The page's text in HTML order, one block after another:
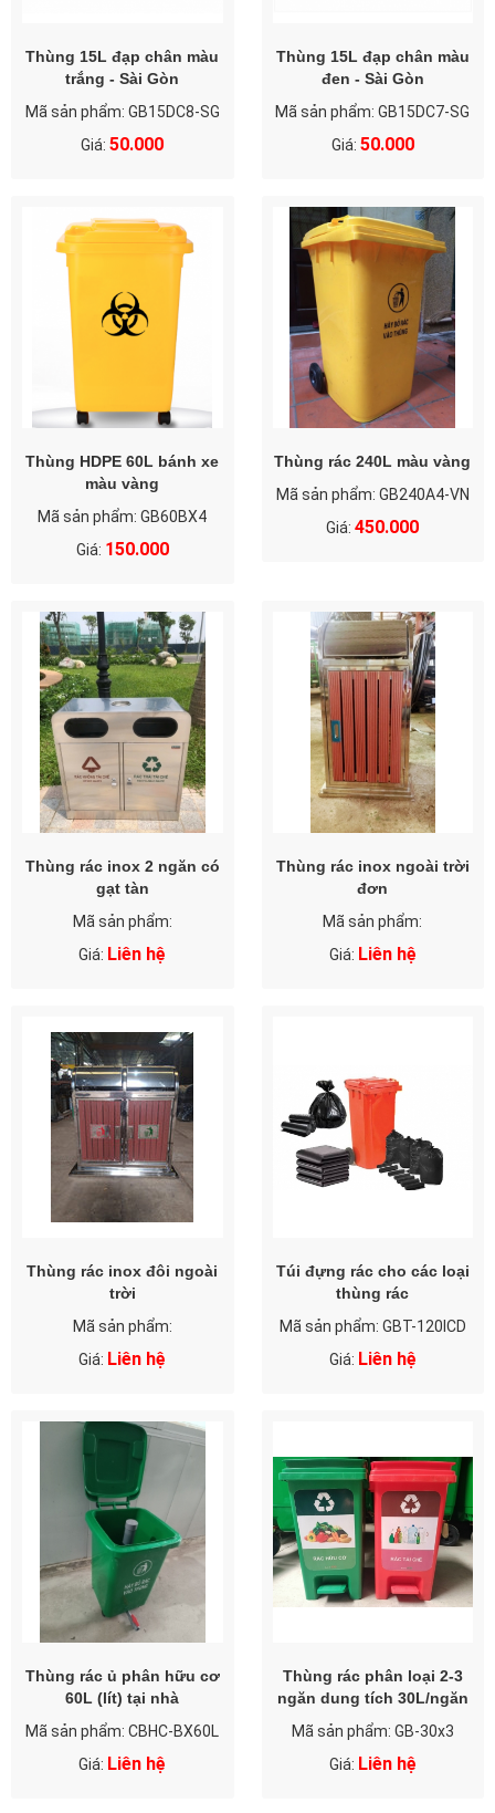
Thùng 15L đạp chân màu
trắng - Sài Gòn
Mã sản phẩm: GB15DC8-SG
Giá:50.000
Thùng 15L đạp chân màu
đen - Sài Gòn
Mã sản phẩm: GB15DC7-SG
Giá: 50.000
Thùng HDPE 60L bánh xe
màu vàng
Mã sản phẩm: GB60BX4
Giá: 150.000
Thùng rác 240L màu vàng
Mã sản phẩm: GB240A4-VN
Giá:450.000
Thùng rác inox 2 ngăn có
gạt tàn
Mã sản phẩm:
Giá: Liên hệ
Thùng rác inox ngoài trời
đơn
Mã sản phẩm:
Giá: Liên hệ
Thùng rác inox đôi ngoài
trời
Mã sản phẩm:
Giá: Liên hệ
Túi đựng rác cho các loại
thùng rác
Mã sản phẩm: GBT-120ICD
Giá: Liên hệ
Thùng rác ủ phân hữu cơ
60L (lít) tại nhà
Mã sản phẩm: CBHC-BX60L
Giá: Liên hệ
Thùng rác phân loại 2-3
ngăn dung tích 30L/ngăn
Mã sản phẩm: GB-30x3
Giá: Liên hệ